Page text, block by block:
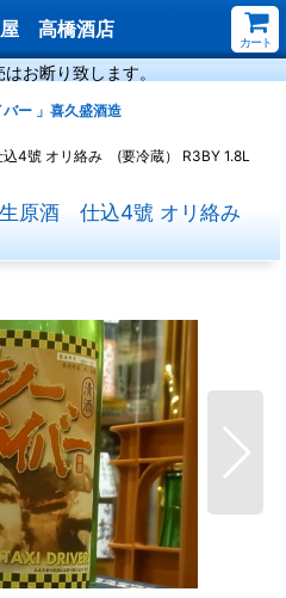
屋 高橋酒店
カート
お断り致します。
ー 」喜久盛酒造
4號 オリ絡み (要冷蔵） R3BY 1.8L
生原酒 仕込4號 オリ絡み